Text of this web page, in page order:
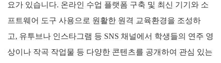
요가 있습니다. 온라인 수업 플랫폼 구축 및 최신 기기와 소
프트웨어 도구 사용으로 원활한 원격 교육환경을 조성하
고, 유투브나 인스타그램 등 SNS 채널에서 학생들의 연주 영
상이나 작곡 작업물 등 다양한 콘텐츠를 공개하여 관심 있는